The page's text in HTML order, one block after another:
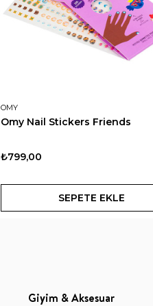
OMY
Omy Nail Stickers Friends
₺799,00
SEPETE EKLE
Giyim & Aksesuar